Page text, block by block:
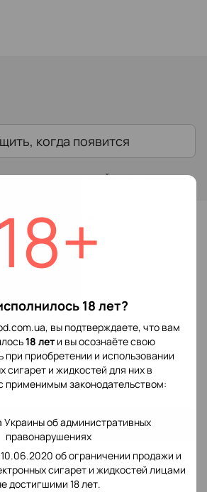
18+
18 лет?
вы подтверждаете, что вам
18 лети вы осознаёте свою
при приобретении и использовании
сигарет и жидкостей для них в
применимым законодательством:
Украины об административных
правонарушениях
об ограничении продажи и
сигарет и жидкостей лицами
достигшими 18 лет.
когда появится
накопительной скидки
В избранное
первый отзыв
Написать отзыв
Оплата